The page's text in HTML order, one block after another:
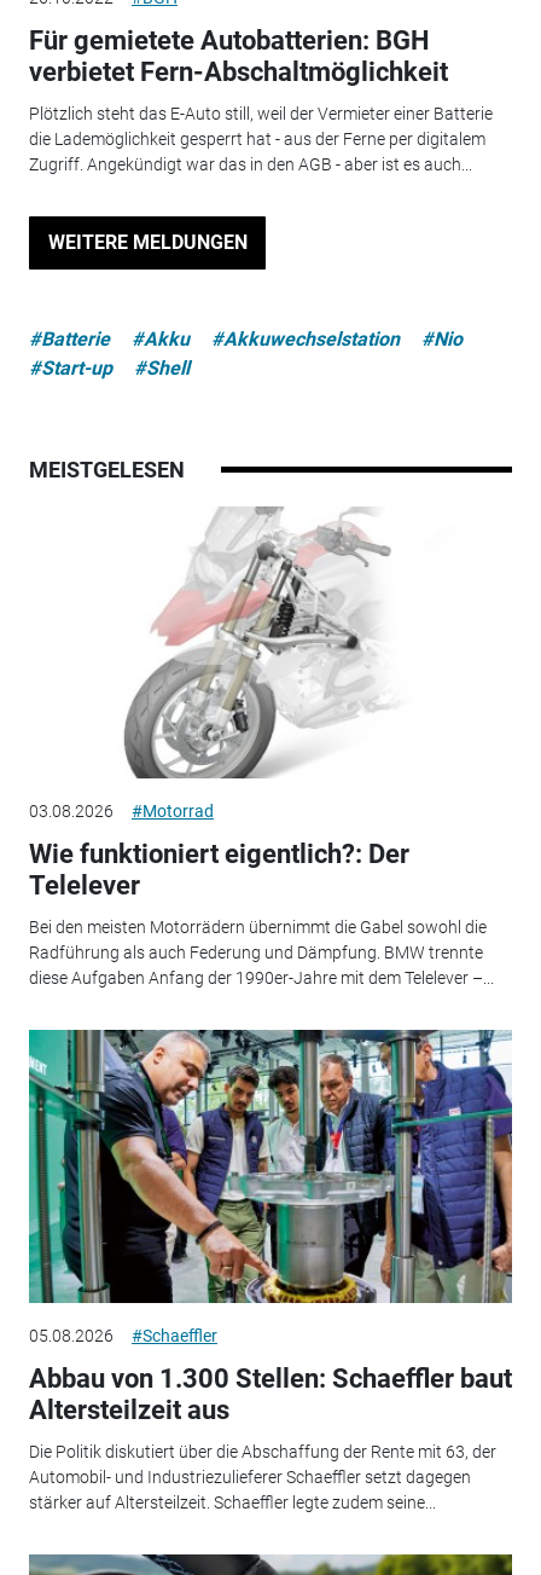
Für gemietete Autobatterien: BGH
verbietet Fern-Abschaltmöglichkeit
Plötzlich steht das E-Auto still, weil der Vermieter einer Batterie
die Lademöglichkeit gesperrt hat - aus der Ferne per digitalem
Zugriff. Angekündigt war das in den AGB - aber ist es auch...
WEITERE MELDUNGEN
#Batterie #Akku #Akkuwechselstation
#Nio
#Start-up
#Shell
MEISTGELESEN
03.08.2026 #Motorrad
Wie funktioniert eigentlich?: Der
Telelever
Bei den meisten Motorrädern übernimmt die Gabel sowohl die
Radführung als auch Federung und Dämpfung. BMW trennte
diese Aufgaben Anfang der 1990er-Jahre mit dem Telelever –...
05.08.2026 #Schaeffler
Abbau von 1.300 Stellen: Schaeffler baut
Altersteilzeit aus
Die Politik diskutiert über die Abschaffung der Rente mit 63, der
Automobil- und Industriezulieferer Schaeffler setzt dagegen
stärker auf Altersteilzeit. Schaeffler legte zudem seine...